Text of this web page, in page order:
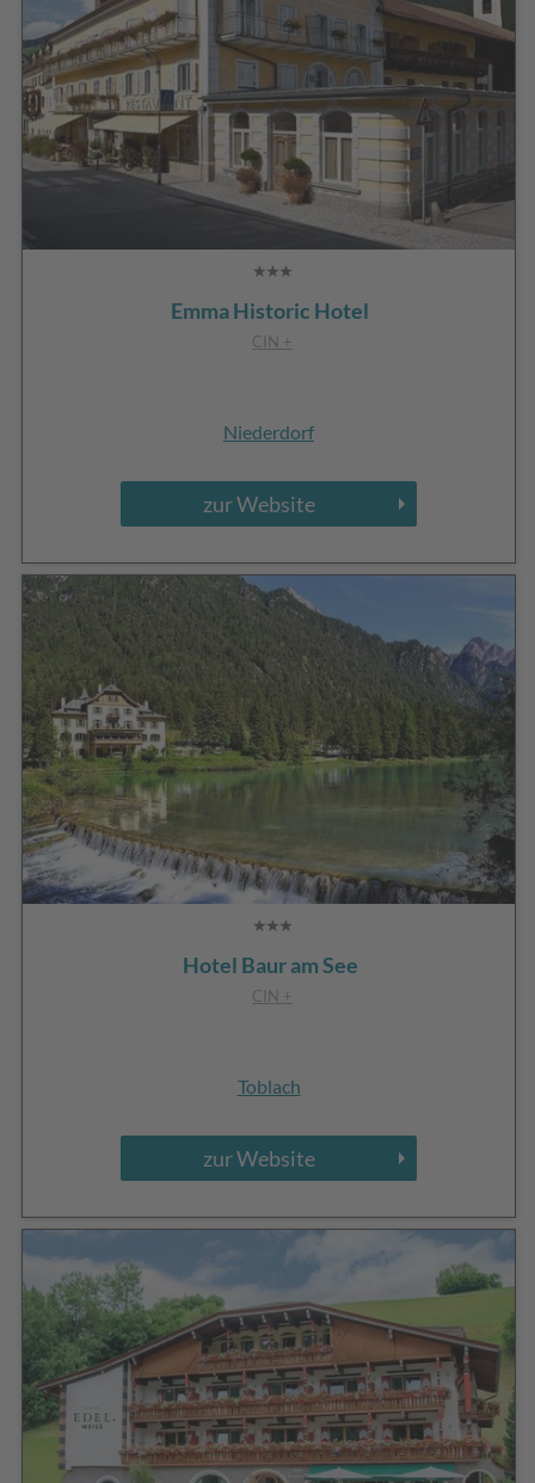
Emma Historic Hotel
CIN +
Niederdorf
zur Website
Hotel Baur am See
CIN +
Toblach
zur Website